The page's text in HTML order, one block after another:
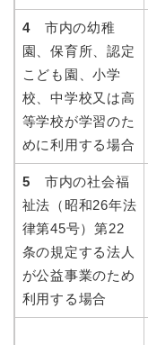
4 市内の幼稚
園、保育所、認定
こども園、小学
校、中学校又は高
等学校が学習のた
めに利用する場合
5 市内の社会福
祉法（昭和26年法
律第45号）第22
条の規定する法人
が公益事業のため
利用する場合